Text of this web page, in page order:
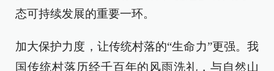
态可持续发展的重要一环。
加大保护力度，让传统村落的“生命力”更强。我
国传统村落历经千百年的风雨洗礼，与自然山